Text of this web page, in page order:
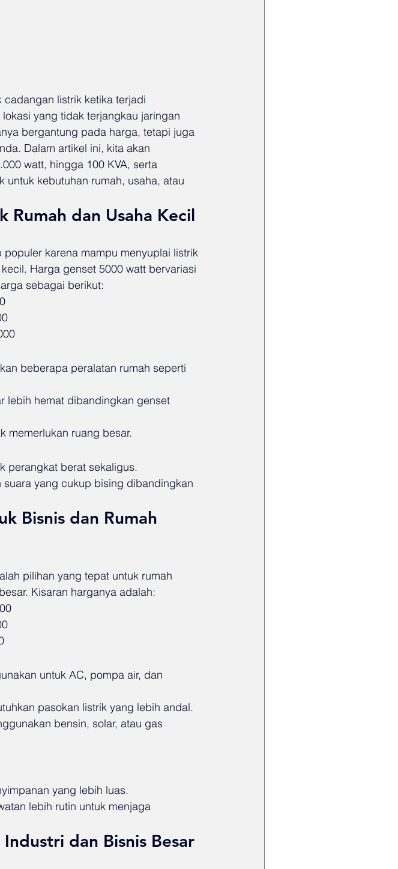
listrik ketika terjadi
yang tidak terjangkau jaringan
bergantung pada harga, tetapi juga
Dalam artikel ini, kita akan
watt, hingga 100 KVA, serta
kebutuhan rumah, usaha, atau
Rumah dan Usaha Kecil
karena mampu menyuplai listrik
Harga genset 5000 watt bervariasi
sebagai berikut:
beberapa peralatan rumah seperti
lebih hemat dibandingkan genset
memerlukan ruang besar.
perangkat berat sekaligus.
yang cukup bising dibandingkan
Bisnis dan Rumah
pilihan yang tepat untuk rumah
Kisaran harganya adalah:
untuk AC, pompa air, dan
pasokan listrik yang lebih andal.
bensin, solar, atau gas
yang lebih luas.
lebih rutin untuk menjaga
dan Bisnis Besar